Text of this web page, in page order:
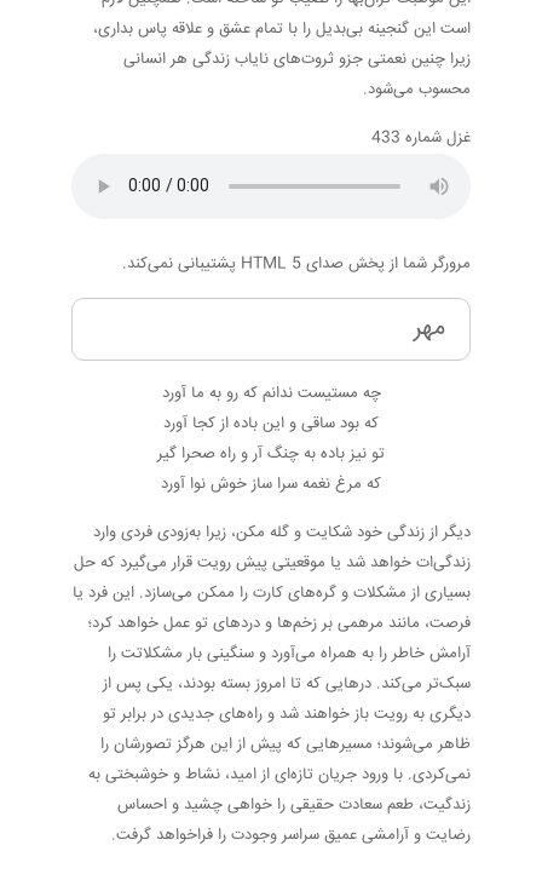
است این گنجینه بی‌بدیل را با تمام عشق و علاقه پاس بداری،
زیرا چنین نعمتی جزو ثروت‌های نایاب زندگی هر انسانی
محسوب می‌شود.
غزل شماره 433
مرورگر شما از پخش صدای HTML 5 پشتیبانی نمی‌کند.
مهر
چه مستیست ندانم که رو به ما آورد
که بود ساقی و این باده از کجا آورد
تو نیز باده به چنگ آر و راه صحرا گیر
که مرغ نغمه سرا ساز خوش نوا آورد
دیگر از زندگی خود شکایت و گله مکن، زیرا به‌زودی فردی وارد
زندگی‌ات خواهد شد یا موقعیتی پیش رویت قرار می‌گیرد که حل
بسیاری از مشکلات و گره‌های کارت را ممکن می‌سازد. این فرد یا
فرصت، مانند مرهمی بر زخم‌ها و دردهای تو عمل خواهد کرد؛
آرامش خاطر را به همراه می‌آورد و سنگینی بار مشکلاتت را
سبک‌تر می‌کند. درهایی که تا امروز بسته بودند، یکی پس از
دیگری به رویت باز خواهند شد و راه‌های جدیدی در برابر تو
ظاهر می‌شوند؛ مسیرهایی که پیش از این هرگز تصورشان را
نمی‌کردی. با ورود جریان تازه‌ای از امید، نشاط و خوشبختی به
زندگیت، طعم سعادت حقیقی را خواهی چشید و احساس
رضایت و آرامشی عمیق سراسر وجودت را فراخواهد گرفت.